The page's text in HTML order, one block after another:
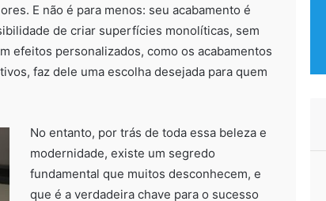
E não é para menos: seu acabamento é
de criar superfícies monolíticas, sem
efeitos personalizados, como os acabamentos
faz dele uma escolha desejada para quem
No entanto, por trás de toda essa beleza e
modernidade, existe um segredo
fundamental que muitos desconhecem, e
que é a verdadeira chave para o sucesso